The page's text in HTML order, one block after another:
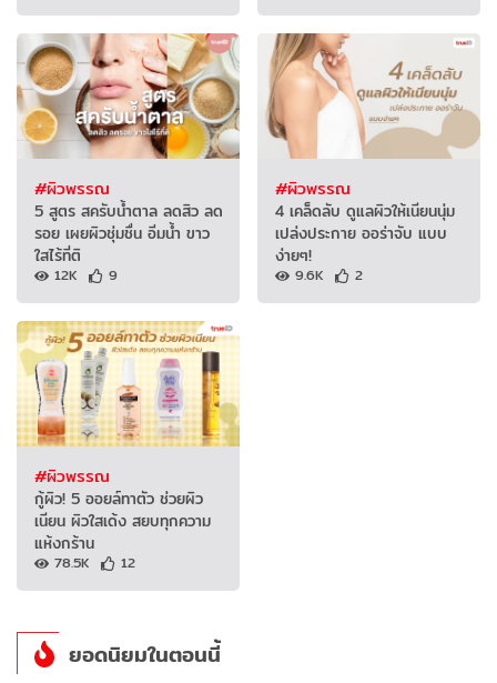
#ผิวพรรณ
5 สูตร สครับน้ำตาล ลดสิว ลด
รอย เผยผิวชุ่มชื่น อิ่มน้ำ ขาว
ใสไร้ที่ติ
12K 9
#ผิวพรรณ
4 เคล็ดลับ ดูแลผิวให้เนียนนุ่ม
เปล่งประกาย ออร่าจับ แบบ
ง่ายๆ!
9.6K 2
#ผิวพรรณ
กู้ผิว! 5 ออยล์ทาตัว ช่วยผิว
เนียน ผิวใสเด้ง สยบทุกความ
แห้งกร้าน
78.5K 12
ยอดนิยมในตอนนี้